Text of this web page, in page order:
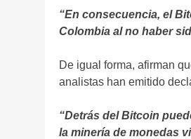
“En consecuencia, el
Colombia al no haber
De igual forma, afirman
analistas han emitido
“Detrás del Bitcoin
la minería de monedas